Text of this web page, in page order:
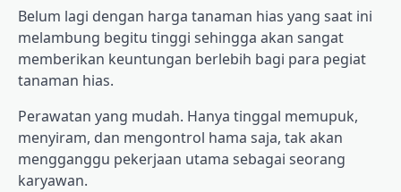
Belum lagi dengan harga tanaman hias yang saat ini
melambung begitu tinggi sehingga akan sangat
memberikan keuntungan berlebih bagi para pegiat
tanaman hias.
Perawatan yang mudah. Hanya tinggal memupuk,
menyiram, dan mengontrol hama saja, tak akan
mengganggu pekerjaan utama sebagai seorang
karyawan.